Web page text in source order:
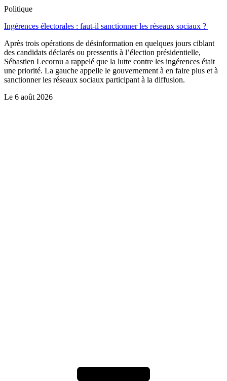
Politique
Ingérences électorales : faut-il sanctionner les réseaux sociaux ?
Après trois opérations de désinformation en quelques jours ciblant
des candidats déclarés ou pressentis à l’élection présidentielle,
Sébastien Lecornu a rappelé que la lutte contre les ingérences était
une priorité. La gauche appelle le gouvernement à en faire plus et à
sanctionner les réseaux sociaux participant à la diffusion.
Le 6 août 2026